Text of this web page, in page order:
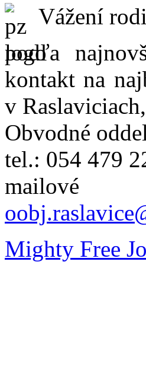
Vážení
podľa
kontakt na
v
Obvodné
tel.: 054 479
Mighty Free